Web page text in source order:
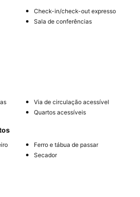
Check-in/check-out expresso
Sala de conferências
Via de circulação acessível
Quartos acessíveis
Ferro e tábua de passar
Secador